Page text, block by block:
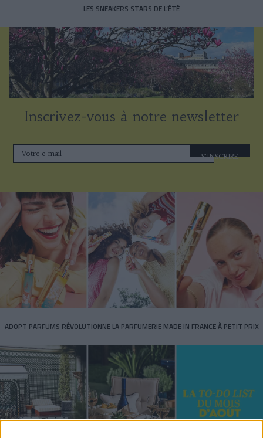
LES SNEAKERS STARS DE L’ÉTÉ
Inscrivez-vous à notre newsletter
S'INSCRIRE
ADOPT PARFUMS RÉVOLUTIONNE LA PARFUMERIE MADE IN FRANCE À PETIT PRIX